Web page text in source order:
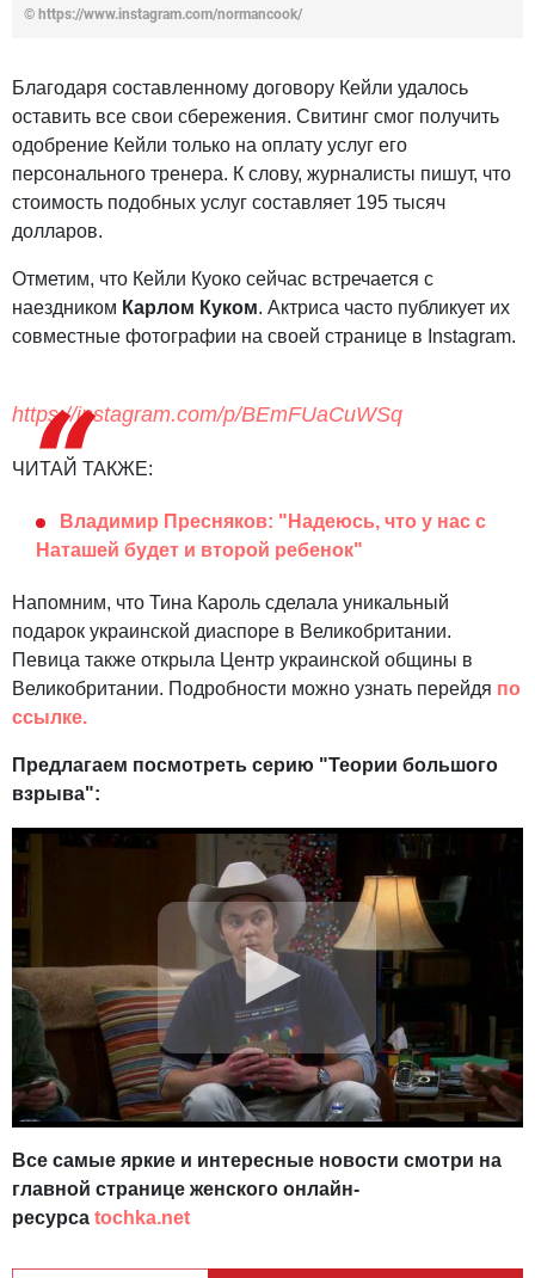
© https://www.instagram.com/normancook/
Благодаря составленному договору Кейли удалось
оставить все свои сбережения. Свитинг смог получить
одобрение Кейли только на оплату услуг его
персонального тренера. К слову, журналисты пишут, что
стоимость подобных услуг составляет 195 тысяч
долларов.
Отметим, что Кейли Куоко сейчас встречается с
наездником Карлом Куком. Актриса часто публикует их
совместные фотографии на своей странице в Instagram.
https://instagram.com/p/BEmFUaCuWSq
ЧИТАЙ ТАКЖЕ:
Владимир Пресняков: "Надеюсь, что у нас с
Наташей будет и второй ребенок"
Напомним, что Тина Кароль сделала уникальный
подарок украинской диаспоре в Великобритании.
Певица также открыла Центр украинской общины в
Великобритании. Подробности можно узнать перейдя по
ссылке.
Предлагаем посмотреть серию "Теории большого
взрыва":
Все самые яркие и интересные новости смотри на
главной странице женского онлайн-
ресурса tochka.net